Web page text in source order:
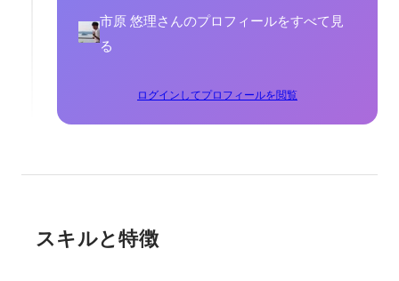
市原 悠理さんのプロフィールをすべて見
る
ログインしてプロフィールを閲覧
スキルと特徴